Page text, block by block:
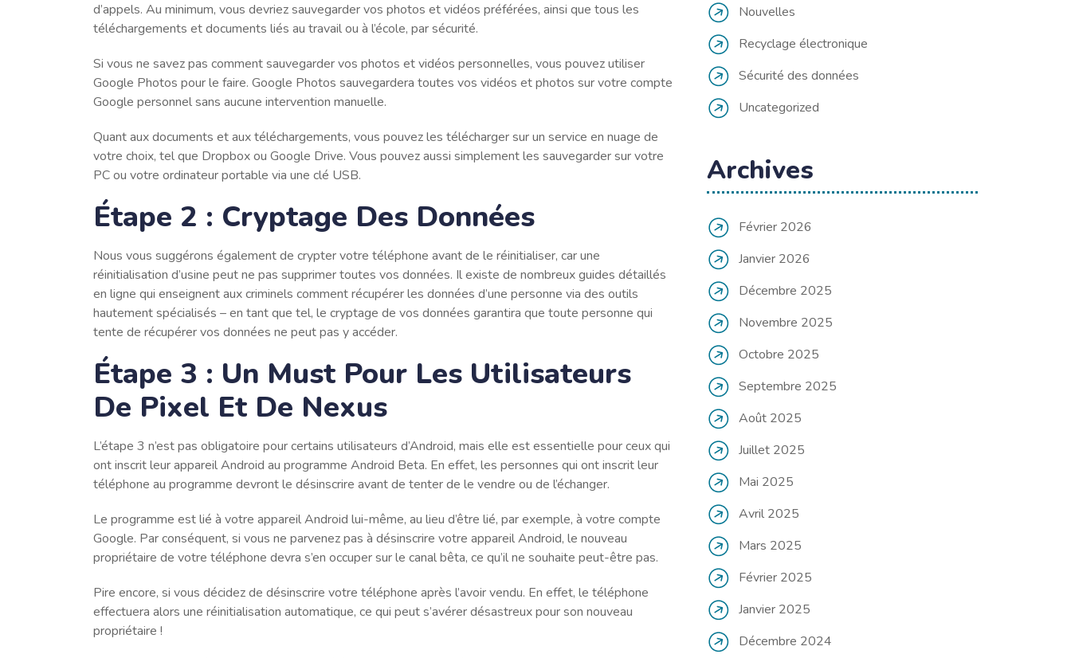
d’appels. Au minimum, vous devriez sauvegarder vos photos et vidéos préférées, ainsi que tous les
téléchargements et documents liés au travail ou à l’école, par sécurité.
Si vous ne savez pas comment sauvegarder vos photos et vidéos personnelles, vous pouvez utiliser
Google Photos pour le faire. Google Photos sauvegardera toutes vos vidéos et photos sur votre compte
Google personnel sans aucune intervention manuelle.
Quant aux documents et aux téléchargements, vous pouvez les télécharger sur un service en nuage de
votre choix, tel que Dropbox ou Google Drive. Vous pouvez aussi simplement les sauvegarder sur votre
PC ou votre ordinateur portable via une clé USB.
Étape 2 : Cryptage Des Données
Nous vous suggérons également de crypter votre téléphone avant de le réinitialiser, car une
réinitialisation d’usine peut ne pas supprimer toutes vos données. Il existe de nombreux guides détaillés
en ligne qui enseignent aux criminels comment récupérer les données d’une personne via des outils
hautement spécialisés – en tant que tel, le cryptage de vos données garantira que toute personne qui
tente de récupérer vos données ne peut pas y accéder.
Étape 3 : Un Must Pour Les Utilisateurs
De Pixel Et De Nexus
L’étape 3 n’est pas obligatoire pour certains utilisateurs d’Android, mais elle est essentielle pour ceux qui
ont inscrit leur appareil Android au programme Android Beta. En effet, les personnes qui ont inscrit leur
téléphone au programme devront le désinscrire avant de tenter de le vendre ou de l’échanger.
Le programme est lié à votre appareil Android lui-même, au lieu d’être lié, par exemple, à votre compte
Google. Par conséquent, si vous ne parvenez pas à désinscrire votre appareil Android, le nouveau
propriétaire de votre téléphone devra s’en occuper sur le canal bêta, ce qu’il ne souhaite peut-être pas.
Pire encore, si vous décidez de désinscrire votre téléphone après l’avoir vendu. En effet, le téléphone
effectuera alors une réinitialisation automatique, ce qui peut s’avérer désastreux pour son nouveau
propriétaire !
Nouvelles
Recyclage électronique
Sécurité des données
Uncategorized
Archives
Février 2026
Janvier 2026
Décembre 2025
Novembre 2025
Octobre 2025
Septembre 2025
Août 2025
Juillet 2025
Mai 2025
Avril 2025
Mars 2025
Février 2025
Janvier 2025
Décembre 2024